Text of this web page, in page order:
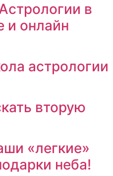
в
и онлайн
астрологии
вторую
«легкие»
неба!